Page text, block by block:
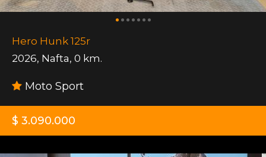
Hero Hunk 125r
2026, Nafta, 0 km.
Moto Sport
$ 3.090.000